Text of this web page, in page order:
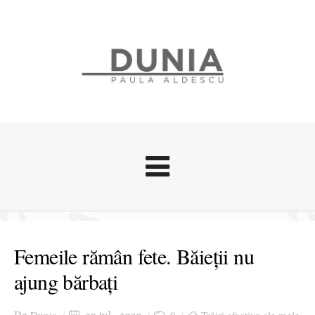
Stari afective
Zice Dunia
Cursuri povestite
Femeile rămân fete. Băieții nu
ajung bărbați